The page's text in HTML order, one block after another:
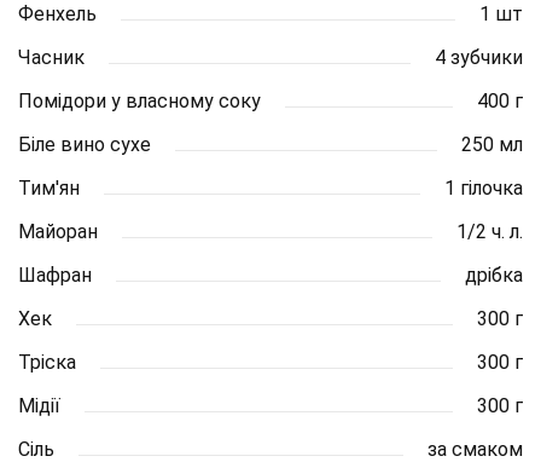
Фенхель
1 шт
Часник
4 зубчики
Помідори у власному соку
400 г
Біле вино сухе
250 мл
Тим'ян
1 гілочка
Майоран
1/2 ч. л.
Шафран
дрібка
Хек
300 г
Тріска
300 г
Мідії
300 г
Сіль
за смаком